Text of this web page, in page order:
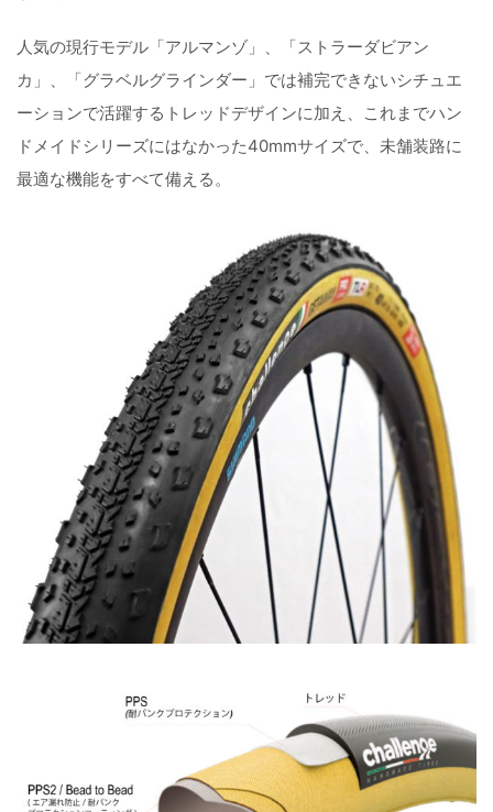
人気の現行モデル「アルマンゾ」、「ストラーダビアン
カ」、「グラベルグラインダー」では補完できないシチュエ
ーションで活躍するトレッドデザインに加え、これまでハン
ドメイドシリーズにはなかった40mmサイズで、未舗装路に
最適な機能をすべて備える。